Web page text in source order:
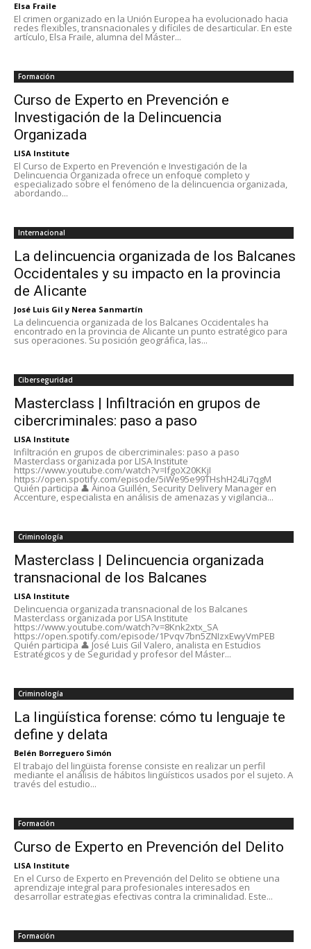
Elsa Fraile
El crimen organizado en la Unión Europea ha evolucionado hacia
redes flexibles, transnacionales y difíciles de desarticular. En este
artículo, Elsa Fraile, alumna del Máster...
Formación
Curso de Experto en Prevención e
Investigación de la Delincuencia
Organizada
LISA Institute
El Curso de Experto en Prevención e Investigación de la
Delincuencia Organizada ofrece un enfoque completo y
especializado sobre el fenómeno de la delincuencia organizada,
abordando...
Internacional
La delincuencia organizada de los Balcanes
Occidentales y su impacto en la provincia
de Alicante
José Luis Gil y Nerea Sanmartín
La delincuencia organizada de los Balcanes Occidentales ha
encontrado en la provincia de Alicante un punto estratégico para
sus operaciones. Su posición geográfica, las...
Ciberseguridad
Masterclass | Infiltración en grupos de
cibercriminales: paso a paso
LISA Institute
Infiltración en grupos de cibercriminales: paso a paso
Masterclass organizada por LISA Institute
https://www.youtube.com/watch?v=IfgoX20KKjI
https://open.spotify.com/episode/5iWe95e99THshH24Li7qgM
Quién participa 👤 Ainoa Guillén, Security Delivery Manager en
Accenture, especialista en análisis de amenazas y vigilancia...
Criminología
Masterclass | Delincuencia organizada
transnacional de los Balcanes
LISA Institute
Delincuencia organizada transnacional de los Balcanes
Masterclass organizada por LISA Institute
https://www.youtube.com/watch?v=8Knk2xtx_SA
https://open.spotify.com/episode/1Pvqv7bn5ZNIzxEwyVmPEB
Quién participa 👤 José Luis Gil Valero, analista en Estudios
Estratégicos y de Seguridad y profesor del Máster...
Criminología
La lingüística forense: cómo tu lenguaje te
define y delata
Belén Borreguero Simón
El trabajo del lingüista forense consiste en realizar un perfil
mediante el análisis de hábitos lingüísticos usados por el sujeto. A
través del estudio...
Formación
Curso de Experto en Prevención del Delito
LISA Institute
En el Curso de Experto en Prevención del Delito se obtiene una
aprendizaje integral para profesionales interesados en
desarrollar estrategias efectivas contra la criminalidad. Este...
Formación